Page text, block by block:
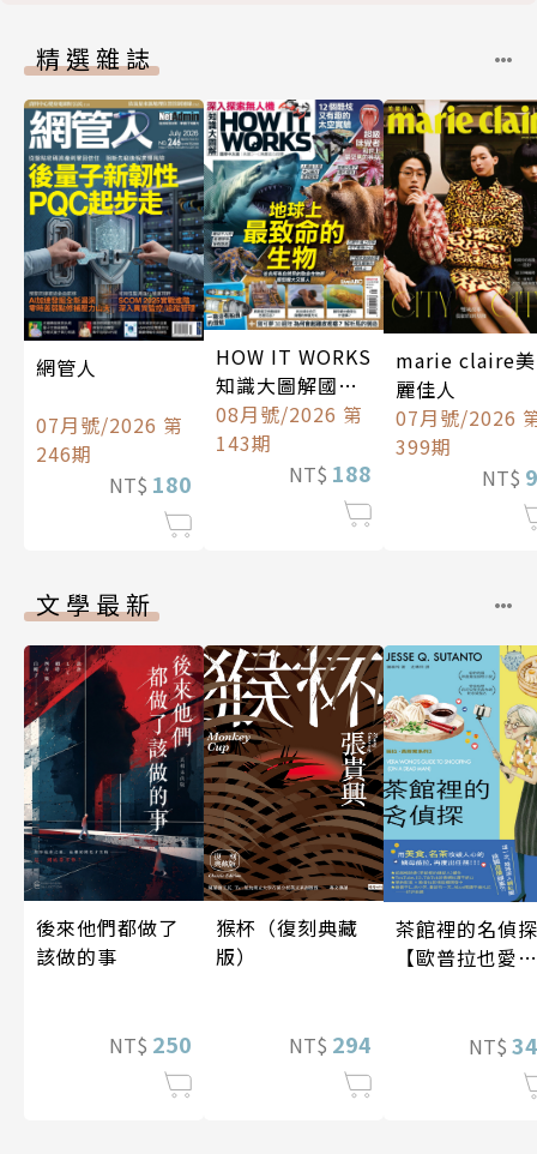
精選雜誌
網管人
07月號/2026 第
246期
NT$ 180
HOW IT WORKS
知識大圖解國際
中文版
08月號/2026 第
143期
NT$ 188
marie claire美
麗佳人
07月號/2026
399期
NT$
文學最新
後來他們都做了
該做的事
NT$ 250
猴杯（復刻典藏
版）
NT$ 294
茶館裡的名偵探
【歐普拉也愛！
《茶館裡的嫌疑
NT$